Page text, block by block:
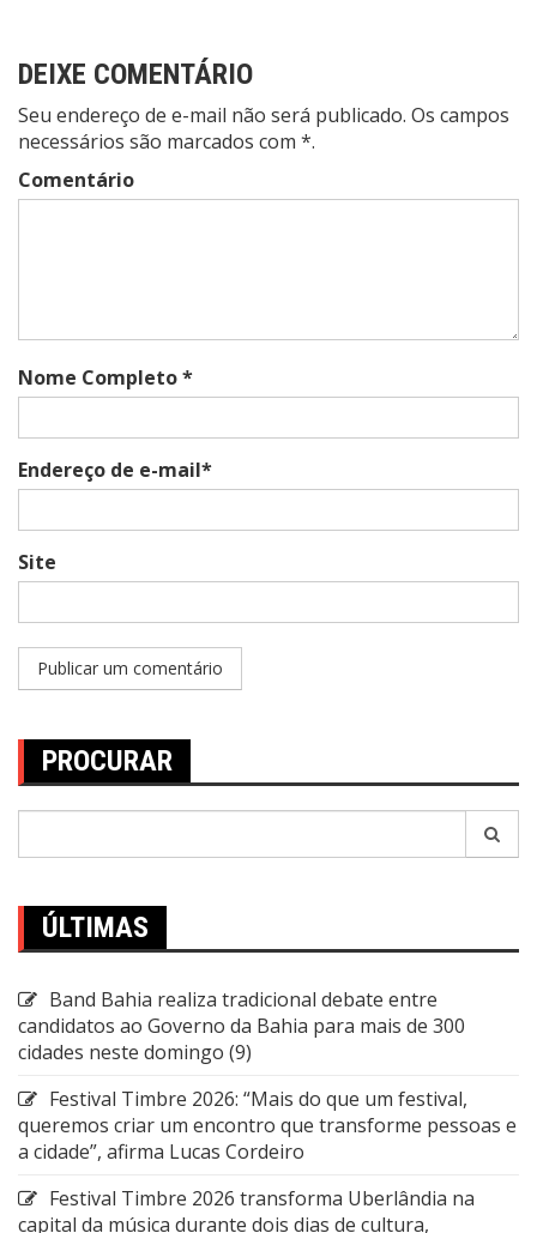
DEIXE COMENTÁRIO
Seu endereço de e-mail não será publicado. Os campos
necessários são marcados com *.
Comentário
Nome Completo *
Endereço de e-mail*
Site
PROCURAR
ÚLTIMAS
Band Bahia realiza tradicional debate entre
candidatos ao Governo da Bahia para mais de 300
cidades neste domingo (9)
Festival Timbre 2026: “Mais do que um festival,
queremos criar um encontro que transforme pessoas e
a cidade”, afirma Lucas Cordeiro
Festival Timbre 2026 transforma Uberlândia na
capital da música durante dois dias de cultura,